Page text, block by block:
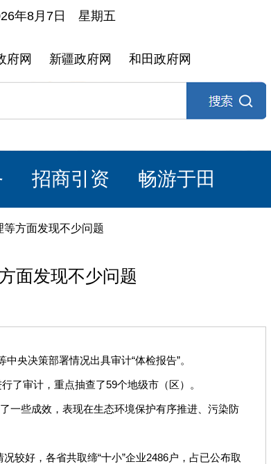
年8月7日 星期五
府网 新疆政府网 和田政府网
招商引资 畅游于田
方面发现不少问题
面发现不少问题
央决策部署情况出具审计“体检报告”。
审计，重点抽查了59个地级市（区）。
些成效，表现在生态环境保护有序推进、污染防
好，各省共取缔“十小”企业2486户，占已公布取